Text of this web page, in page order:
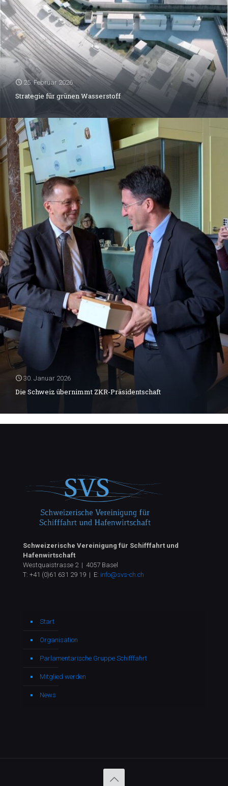
25. Februar 2026
Strategie für grünen Wasserstoff
30. Januar 2026
Die Schweiz übernimmt ZKR-Präsidentschaft
Schweizerische Vereinigung für Schifffahrt und
Hafenwirtschaft
Westquaistrasse 2 | 4057 Basel
T: +41 (0)61 631 29 19 | E: info@svs-ch.ch
Start
Organisation
Parlamentarische Gruppe Schifffahrt
Mitglied werden
News